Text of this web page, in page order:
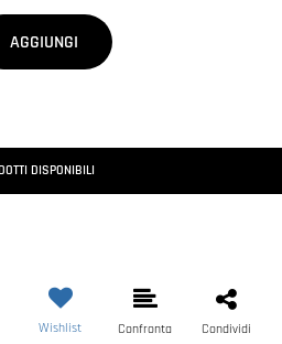
AGGIUNGI
DISPONIBILI
Wishlist Confronta Condividi